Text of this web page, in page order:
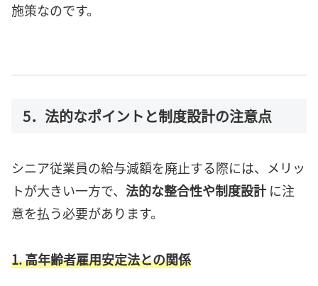
施策なのです。
5．法的なポイントと制度設計の注意点
シニア従業員の給与減額を廃止する際には、メリッ
トが大きい一方で、 法的な整合性や制度設計に注
意を払う必要があります。
1. 高年齢者雇用安定法との関係